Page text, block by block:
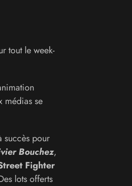
tout le week-
médias se
succès pour
Bouchez,
Fighter
lots offerts